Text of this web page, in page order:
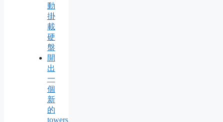
動
掛
載
硬
盤
開
出
一
個
新
的
towers